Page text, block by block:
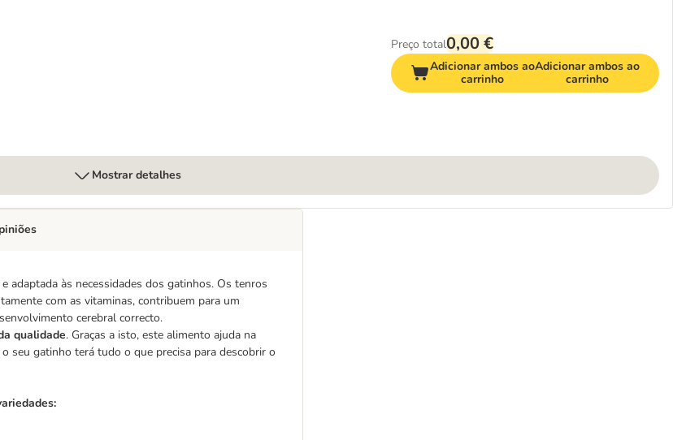
Preço total0,00 €
Adicionar ambos ao
carrinho
Adicionar ambos ao
carrinho
Mostrar detalhes
adaptada às necessidades dos gatinhos. Os tenros
com as vitaminas, contribuem para um
cerebral correcto.
qualidade. Graças a isto, este alimento ajuda na
o seu gatinho terá tudo o que precisa para descobrir o